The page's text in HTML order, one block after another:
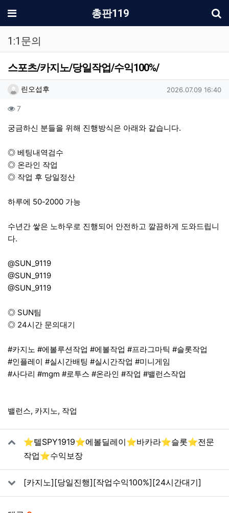
메뉴 총판119
1:1문의
스포츠/카지노/당일작업/수익100%/
작성자 정보
린오섭후 작성일
2026.07.09 16:40
컨텐츠 정보
7조회
본문
궁금하신 분들을 위해 진행방식은 아래와 같습니다.
◎ 베팅내역검수
◎ 온라인 작업
◎ 작업 후 당일정산
하루에 50-2000 가능
수년간 쌓은 노하우로 진행되어 안전하고 깔끔하게 도와드립니
다.
@SUN_9119
@SUN_9119
@SUN_9119
◎ SUN팀
◎ 24시간 문의대기
#카지노 #에볼루션작업 #에볼작업 #프라그마틱 #슬롯작업
#인플레이 #실시간배팅 #실시간작업 #미니게임
#사다리 #mgm #로투스 #온라인 #작업 #밸런스작업
밸런스, 카지노, 작업
관련자료
⭐텔SPY1919⭐에볼딜레이⭐바카라⭐슬롯⭐전문
작업⭐수익보장
[카지노][당일진행][작업수익100%][24시간대기]